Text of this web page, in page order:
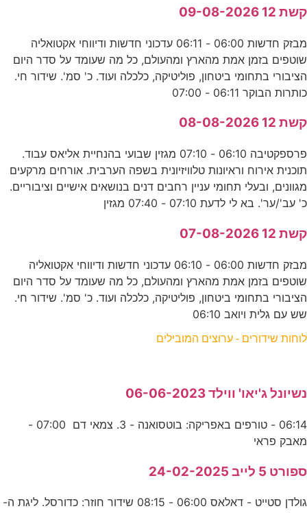
קשת 12 09-08-2026
מבזק חדשות 06:00 - 06:11 עדכוני חדשות ודיווחי אקטואליה
שוטפים בזמן אמת מהארץ ומהעולם, כל מה שעומד על סדר היום
הציבורי בתחומי ביטחון, פוליטיקה, כלכלה ועוד. כ' סמ'. שידור חי.
כותרות הבוקר 06:11 - 07:00
קשת 12 08-08-2026
פרספקטיבה 06:10 - 07:10 מגזין שבועי בהנחיית אליאס עבוד.
תוכנית אירוח וראיונות טלוויזיונית בשפה הערבית. אורחים מרקעים
מגוונים, ובעלי תחומי עניין רחבים דנים בנושאים אישיים וציבוריים.
כ' עב'/ער'. בא לי לדעת 07:10 - 07:40 מגזין
קשת 12 07-08-2026
מבזק חדשות 06:00 - 06:10 עדכוני חדשות ודיווחי אקטואליה
שוטפים בזמן אמת מהארץ ומהעולם, כל מה שעומד על סדר היום
הציבורי בתחומי ביטחון, פוליטיקה, כלכלה ועוד. כ' סמ'. שידור חי.
שש עם גלית ויואב 06:10
לוחות שידורים - ערוצים המובילים
נשיונל ג'יאו' ווילד 06-06-2023
06:14 - טורפים באפריקה: בוטסואנה - 3. צמאי דם 07:00 -
מאבק פראי
ספורט 5 לייב 24-02-2025
גולדן סטייט - דאלאס 06:00 - 08:15 שידור חוזר: כדורסל. ליגת ה-